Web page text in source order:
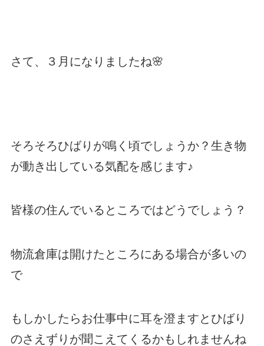
さて、３月になりましたね🌸
そろそろひばりが鳴く頃でしょうか？生き物
が動き出している気配を感じます♪
皆様の住んでいるところではどうでしょう？
物流倉庫は開けたところにある場合が多いの
で
もしかしたらお仕事中に耳を澄ますとひばり
のさえずりが聞こえてくるかもしれませんね